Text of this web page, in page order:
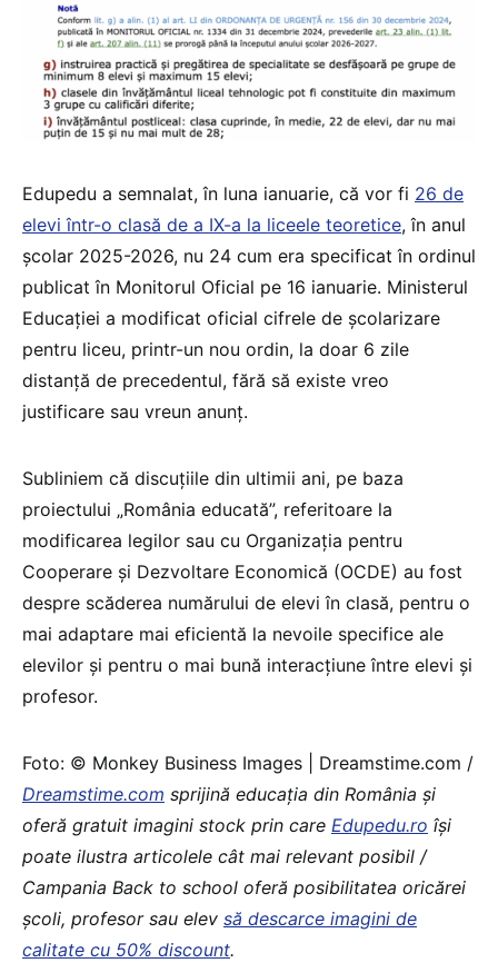
Edupedu a semnalat, în luna ianuarie, că vor fi 26 de
elevi într-o clasă de a IX-a la liceele teoretice, în anul
școlar 2025-2026, nu 24 cum era specificat în ordinul
publicat în Monitorul Oficial pe 16 ianuarie. Ministerul
Educației a modificat oficial cifrele de școlarizare
pentru liceu, printr-un nou ordin, la doar 6 zile
distanță de precedentul, fără să existe vreo
justificare sau vreun anunț.
Subliniem că discuțiile din ultimii ani, pe baza
proiectului „România educată”, referitoare la
modificarea legilor sau cu Organizația pentru
Cooperare și Dezvoltare Economică (OCDE) au fost
despre scăderea numărului de elevi în clasă, pentru o
mai adaptare mai eficientă la nevoile specifice ale
elevilor și pentru o mai bună interacțiune între elevi și
profesor.
Foto: © Monkey Business Images | Dreamstime.com /
Dreamstime.com sprijină educaţia din România şi
oferă gratuit imagini stock prin care Edupedu.ro îşi
poate ilustra articolele cât mai relevant posibil /
Campania Back to school oferă posibilitatea oricărei
școli, profesor sau elev să descarce imagini de
calitate cu 50% discount.